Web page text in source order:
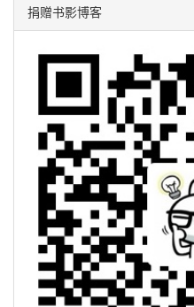
捐赠书影博客